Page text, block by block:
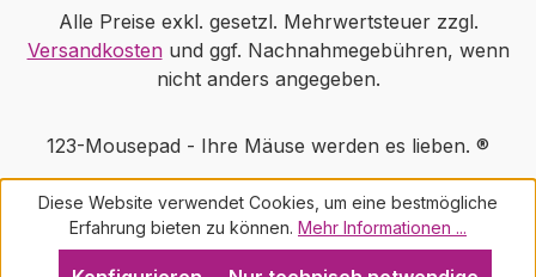
entstehen einmalige Sonderkosten, die
bei Folgeaufträgen nicht berechnet
werden. Jedes Mousepad wird bei uns im
zwischen 5 und 10 Werktagen dauern. Mit
Laserprägung Mehrpreis 5,00 €uro
Alle Preise exkl. gesetzl. Mehrwertsteuer zzgl.
Versandkostenund ggf. Nachnahmegebühren, wenn
nicht anders angegeben.
123-Mousepad - Ihre Mäuse werden es lieben. ®
Diese Website verwendet Cookies, um eine bestmögliche
Erfahrung bieten zu können. Mehr Informationen ...